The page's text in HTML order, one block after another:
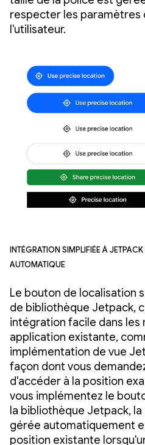
respecter les paramètres
l'utilisateur.
Intégration simplifiée à
automatique
Le bouton de localisation
de bibliothèque Jetpack,
intégration facile dans les
application existante,
implémentation de vue
façon dont vous
d'accéder à la position
vous implémentez le
la bibliothèque Jetpack,
gérée automatiquement
position existante